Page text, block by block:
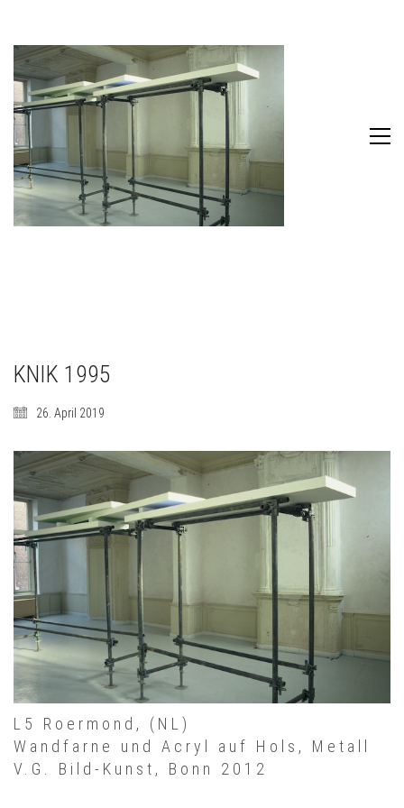
KNIK 1995
26. April 2019
L5 Roermond, (NL)
Wandfarne und Acryl auf Hols, Metall
V.G. Bild-Kunst, Bonn 2012